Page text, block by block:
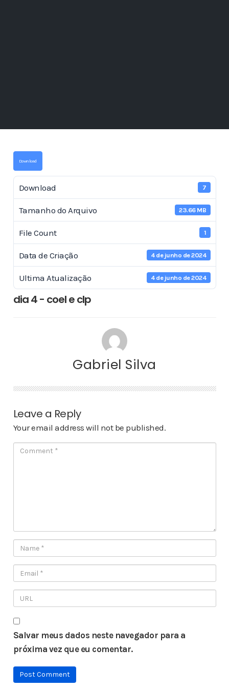
Download
Download 7
Tamanho do Arquivo 23.66 MB
File Count 1
Data de Criação 4 de junho de 2024
Ultima Atualização 4 de junho de 2024
dia 4 - coel e clp
Gabriel Silva
Leave a Reply
Your email address will not be published.
Salvar meus dados neste navegador para a
próxima vez que eu comentar.